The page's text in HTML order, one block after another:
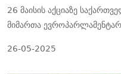
26 მაისის აქციაზე
მიმართა
26-05-2025